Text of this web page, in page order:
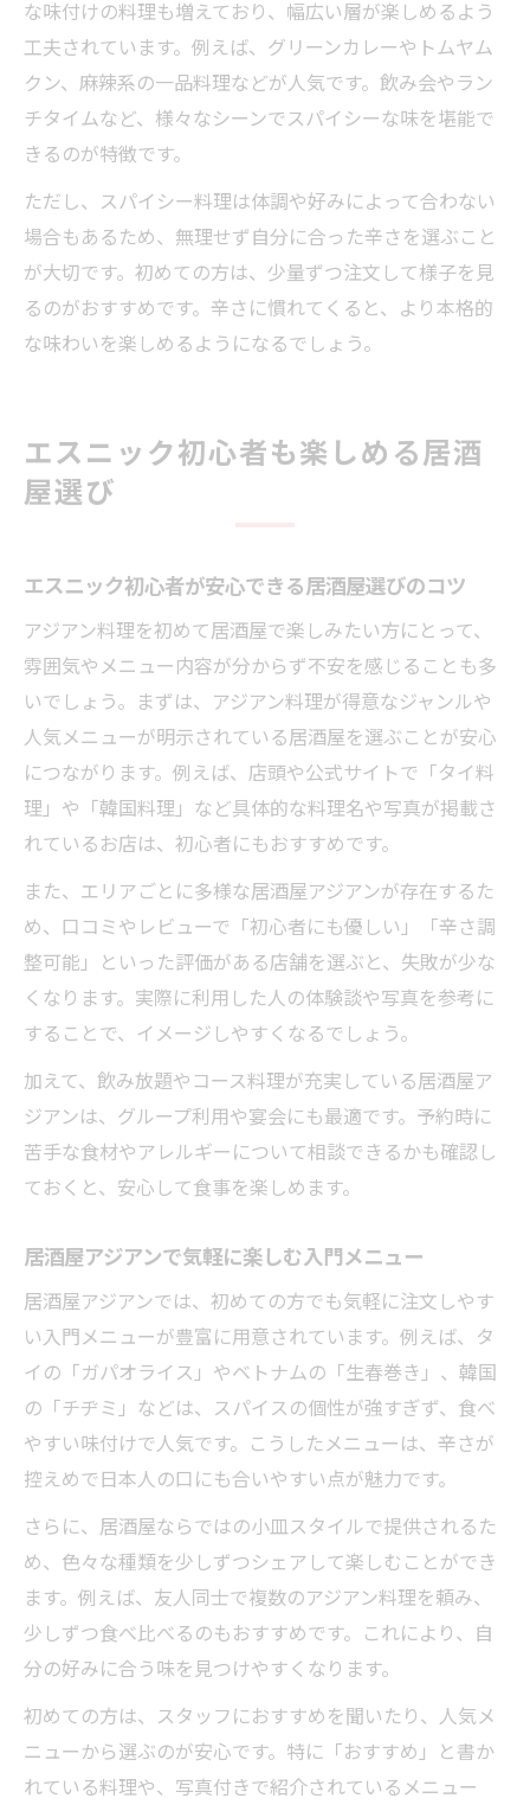
な味付けの料理も増えており、幅広い層が楽しめるよう
工夫されています。例えば、グリーンカレーやトムヤム
クン、麻辣系の一品料理などが人気です。飲み会やラン
チタイムなど、様々なシーンでスパイシーな味を堪能で
きるのが特徴です。
ただし、スパイシー料理は体調や好みによって合わない
場合もあるため、無理せず自分に合った辛さを選ぶこと
が大切です。初めての方は、少量ずつ注文して様子を見
るのがおすすめです。辛さに慣れてくると、より本格的
な味わいを楽しめるようになるでしょう。
エスニック初心者も楽しめる居酒
屋選び
エスニック初心者が安心できる居酒屋選びのコツ
アジアン料理を初めて居酒屋で楽しみたい方にとって、
雰囲気やメニュー内容が分からず不安を感じることも多
いでしょう。まずは、アジアン料理が得意なジャンルや
人気メニューが明示されている居酒屋を選ぶことが安心
につながります。例えば、店頭や公式サイトで「タイ料
理」や「韓国料理」など具体的な料理名や写真が掲載さ
れているお店は、初心者にもおすすめです。
また、エリアごとに多様な居酒屋アジアンが存在するた
め、口コミやレビューで「初心者にも優しい」「辛さ調
整可能」といった評価がある店舗を選ぶと、失敗が少な
くなります。実際に利用した人の体験談や写真を参考に
することで、イメージしやすくなるでしょう。
加えて、飲み放題やコース料理が充実している居酒屋ア
ジアンは、グループ利用や宴会にも最適です。予約時に
苦手な食材やアレルギーについて相談できるかも確認し
ておくと、安心して食事を楽しめます。
居酒屋アジアンで気軽に楽しむ入門メニュー
居酒屋アジアンでは、初めての方でも気軽に注文しやす
い入門メニューが豊富に用意されています。例えば、タ
イの「ガパオライス」やベトナムの「生春巻き」、韓国
の「チヂミ」などは、スパイスの個性が強すぎず、食べ
やすい味付けで人気です。こうしたメニューは、辛さが
控えめで日本人の口にも合いやすい点が魅力です。
さらに、居酒屋ならではの小皿スタイルで提供されるた
め、色々な種類を少しずつシェアして楽しむことができ
ます。例えば、友人同士で複数のアジアン料理を頼み、
少しずつ食べ比べるのもおすすめです。これにより、自
分の好みに合う味を見つけやすくなります。
初めての方は、スタッフにおすすめを聞いたり、人気メ
ニューから選ぶのが安心です。特に「おすすめ」と書か
れている料理や、写真付きで紹介されているメニュー